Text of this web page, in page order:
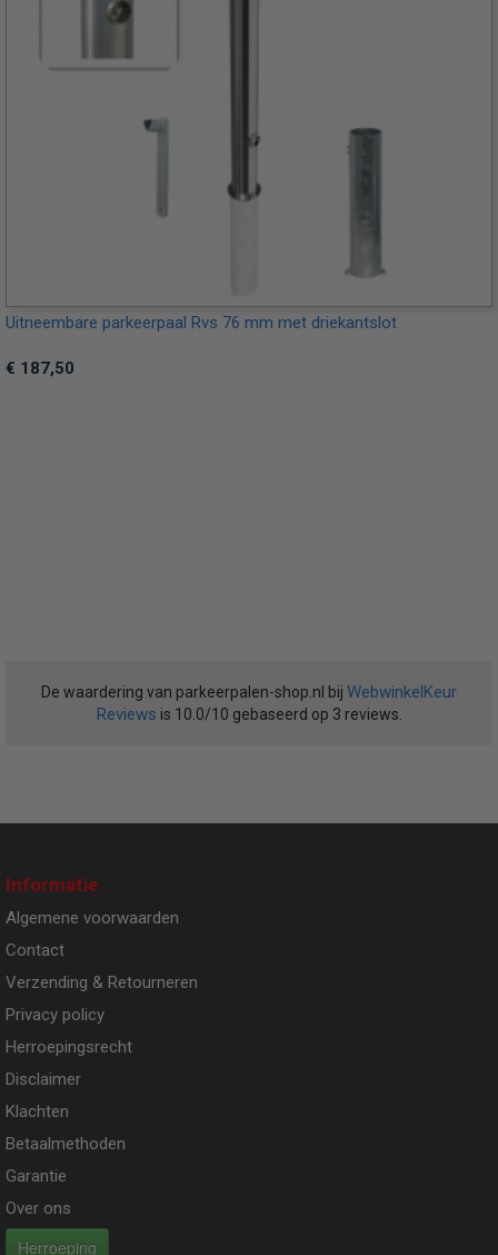
Uitneembare parkeerpaal Rvs 76 mm met driekantslot
€ 187,50
De waardering van parkeerpalen-shop.nl bij WebwinkelKeur
Reviews is 10.0/10 gebaseerd op 3 reviews.
Informatie
Algemene voorwaarden
Contact
Verzending & Retourneren
Privacy policy
Herroepingsrecht
Disclaimer
Klachten
Betaalmethoden
Garantie
Over ons
Herroeping